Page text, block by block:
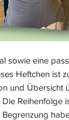
sowie eine
Heftchen ist
und Übersicht
Reihenfolge